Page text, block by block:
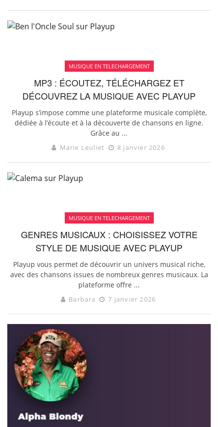
MUSIQUE EN TELECHARGEMENT
MP3 : ÉCOUTEZ, TÉLÉCHARGEZ ET
DÉCOUVREZ LA MUSIQUE AVEC PLAYUP
Playup s’impose comme une plateforme musicale complète,
dédiée à l’écoute et à la découverte de chansons en ligne.
Grâce au ...
Marie Leuliet 8 janvier 2026
MUSIQUE EN TELECHARGEMENT
GENRES MUSICAUX : CHOISISSEZ VOTRE
STYLE DE MUSIQUE AVEC PLAYUP
Playup vous permet de découvrir un univers musical riche,
avec des chansons issues de nombreux genres musicaux. La
plateforme offre ...
Barbara 7 janvier 2026